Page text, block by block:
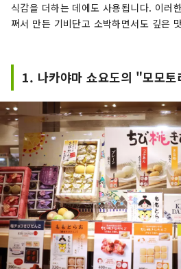
식감을 더하는 데에도 사용됩니다. 이러
쪄서 만든 기비단고 소박하면서도 깊은
1. 나카야마 쇼요도의 "모모